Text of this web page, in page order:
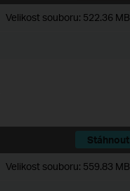
Velikost souboru: 522.36 MB
Stáhnout
Velikost souboru: 559.83 MB